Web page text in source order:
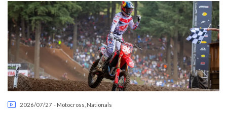
2026/07/27 - Motocross Nationals